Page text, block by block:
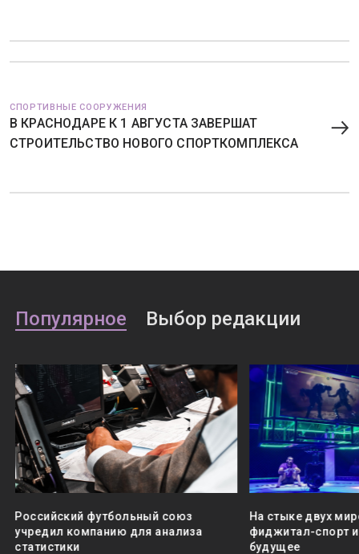
СПОРТИВНЫЕ СООРУЖЕНИЯ
В КРАСНОДАРЕ К 1 АВГУСТА ЗАВЕРШАТ
СТРОИТЕЛЬСТВО НОВОГО СПОРТКОМПЛЕКСА
Популярное Выбор редакции
Российский футбольный союз
учредил компанию для анализа
статистики
На стыке двух
фиджитал-спорт
будущее